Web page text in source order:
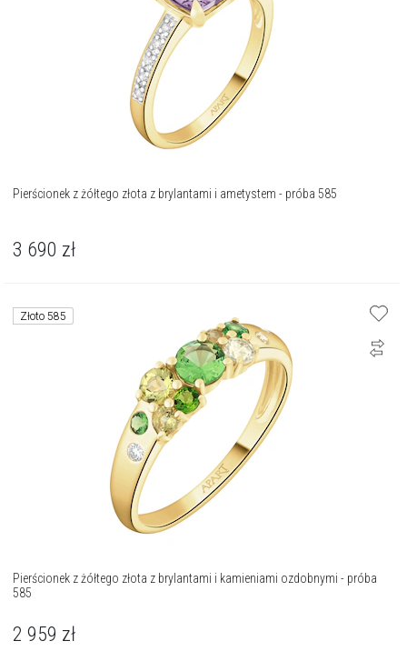
Pierścionek z żółtego złota z brylantami i ametystem - próba 585
3 690 zł
Złoto 585
Pierścionek z żółtego złota z brylantami i kamieniami ozdobnymi - próba
585
2 959 zł